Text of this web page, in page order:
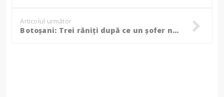
Articolul următor
Botoșani: Trei răniți după ce un șofer nu a adaptat viteza într-o curbă și a lovit altă mașină!